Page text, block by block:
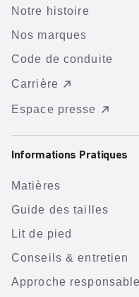
Notre histoire
Nos marques
Code de conduite
Carrière
Espace presse
Informations Pratiques
Matières
Guide des tailles
Lit de pied
Conseils & entretien
Approche responsable